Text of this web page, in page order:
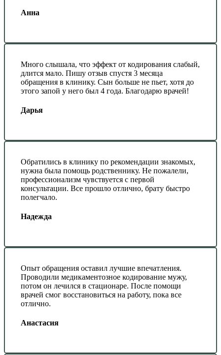
Анна
Много слышала, что эффект от кодирования слабый,
длится мало. Пишу отзыв спустя 3 месяца
обращения в клинику. Сын больше не пьет, хотя до
этого запой у него был 4 года. Благодарю врачей!
Дарья
Обратились в клинику по рекомендации знакомых,
нужна была помощь родственнику. Не пожалели,
профессионализм чувствуется с первой
консультации. Все прошло отлично, брату быстро
полегчало.
Надежда
Опыт обращения оставил лучшие впечатления.
Проводили медикаментозное кодирование мужу,
потом он лечился в стационаре. После помощи
врачей смог восстановиться на работу, пока все
отлично.
Анастасия